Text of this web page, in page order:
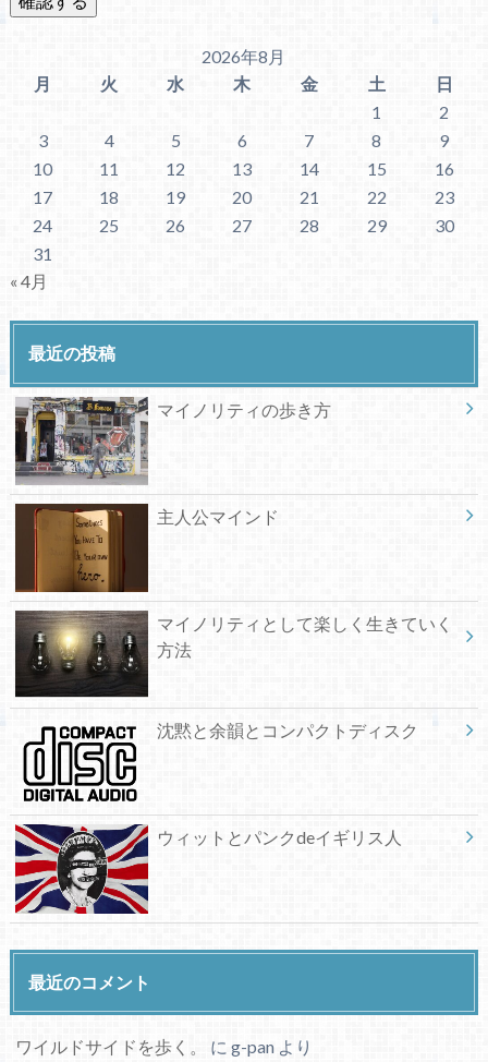
2026年8月
月
火 水 木 金 土
日
1
2
3
4 5 6 7 8
9
10
11 12 13 14 15
16
17
18 19 20 21 22
23
24
25 26 27 28 29
30
31
« 4月
最近の投稿
マイノリティの歩き方
主人公マインド
マイノリティとして楽しく生きていく
方法
沈黙と余韻とコンパクトディスク
ウィットとパンクdeイギリス人
最近のコメント
ワイルドサイドを歩く。 に g-panより